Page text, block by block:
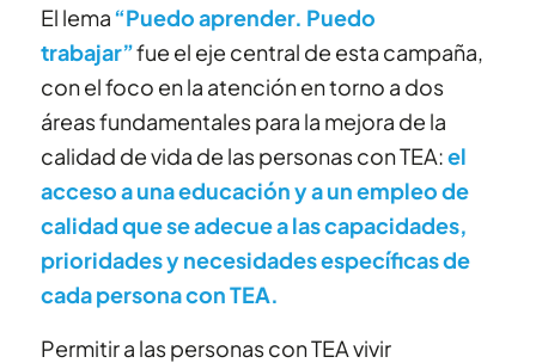
El lema“Puedo aprender. Puedo
trabajar”fue el eje central de esta campaña,
con el foco en la atención en torno a dos
áreas fundamentales para la mejora de la
calidad de vida de las personas con TEA:el
acceso a una educación y a un empleo de
calidad que se adecue a las capacidades,
prioridades y necesidades específicas de
cada persona con TEA.
Permitir a las personas con TEA vivir